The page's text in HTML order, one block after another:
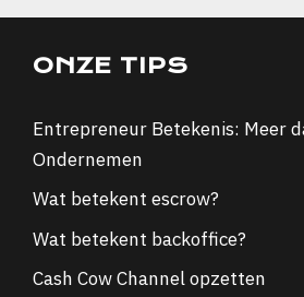
ONZE TIPS
Entrepreneur Betekenis: Meer
Ondernemen
Wat betekent escrow?
Wat betekent backoffice?
Cash Cow Channel opzetten